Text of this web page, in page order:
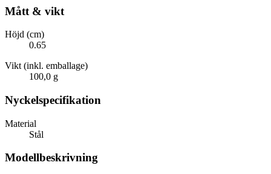
Mått & vikt
Höjd (cm)
0.65
Vikt (inkl. emballage)
100,0 g
Nyckelspecifikation
Material
Stål
Modellbeskrivning